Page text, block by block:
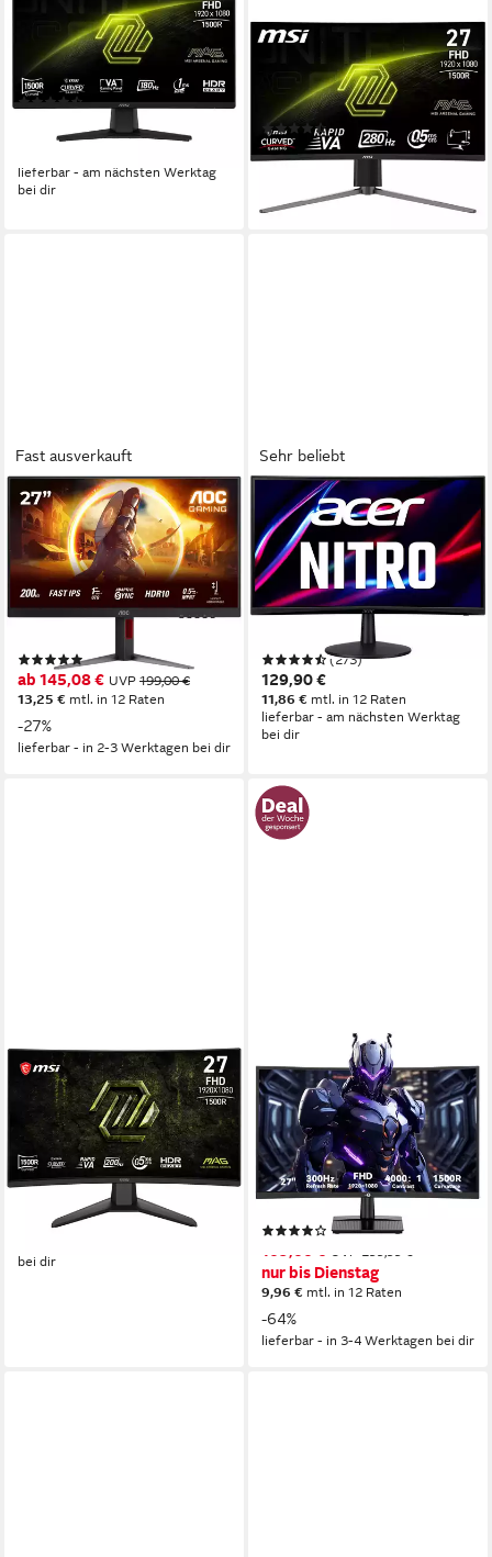
59,9 cm/ 24 Zoll Diagonale
1920 x 1080 px, Full HD
1 ms Reaktionszeit
Produktdatenblatt
(28)
UVP169,00 €
lieferbar - am nächsten Werktag
bei dir
Diagonale
1920 x 1080 px, Full HD Auflösung
Reaktionszeit
Produktdatenblatt
(83)
273,84 €
mtl. in 24 Raten
lieferbar - am nächsten Werktag
bei dir
Fast ausverkauft
AOC
27G4HA Gaming-LED-
Monitor
69 cm/ 27 Zoll
Diagonale
1920 x 1080 px, Full HD
Auflösung
1 ms Reaktionszeit
(1)
ab 145,08 € UVP 199,00 €
13,25 € mtl. in 12 Raten
-27%
lieferbar - in 2-3 Werktagen bei dir
Sehr beliebt
ACER
Nitro ED240Q S Curved-
Gaming-LED-Monitor
59,9 cm/ 23,6 Zoll Diagonale
1920 x 1080 px, Full HD Auflösung
1 ms Reaktionszeit
Produktdatenblatt
(273)
129,90 €
11,86 € mtl. in 12 Raten
lieferbar - am nächsten Werktag
bei dir
MAG 274CF E20 Curved-
Gaming-Monitor
68,6 cm/ 27 Zoll Diagonale
1920 x 1080 px, FHD Auflösung
0,5 ms Reaktionszeit
Produktdatenblatt
129,00 €
11,78 €mtl. in 12 Raten
bei dir
C27A1H R1500 16:9 Fast VA
FHD 300Hz Curved-Gaming-
Monitor
1920x1080 px, FHD Auflösung
1 ms Reaktionszeit
300 Hz Bildwiederholfrequenz
(5)
UVP 299,99 €
nur bis Dienstag
9,96 € mtl. in 12 Raten
-64%
lieferbar - in 3-4 Werktagen bei dir